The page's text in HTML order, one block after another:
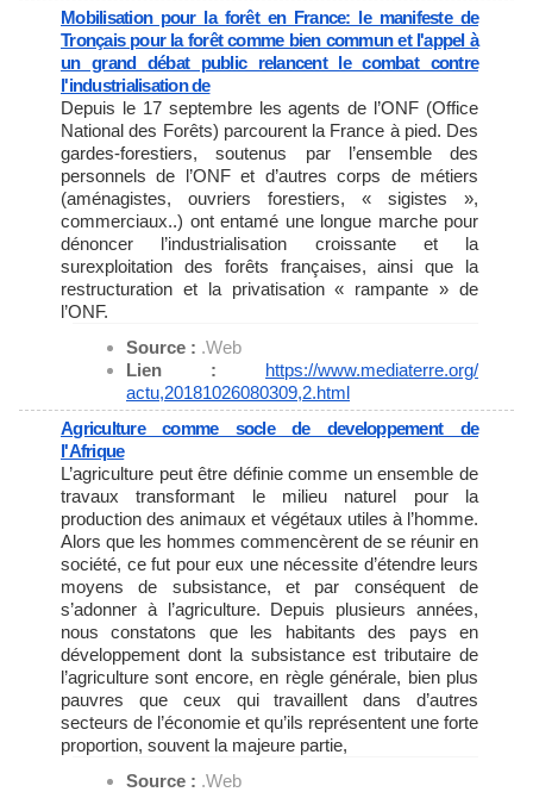
Mobilisation pour la forêt en France: le manifeste de
Tronçais pour la forêt comme bien commun et l'appel à
un grand débat public relancent le combat contre
l'industrialisation de
Depuis le 17 septembre les agents de l’ONF (Office
National des Forêts) parcourent la France à pied. Des
gardes-forestiers, soutenus par l’ensemble des
personnels de l’ONF et d’autres corps de métiers
(aménagistes, ouvriers forestiers, « sigistes »,
commerciaux..) ont entamé une longue marche pour
dénoncer l’industrialisation croissante et la
surexploitation des forêts françaises, ainsi que la
restructuration et la privatisation « rampante » de
l’ONF.
Source : .Web
Lien : https://www.mediaterre.org/
actu,20181026080309,2.html
Agriculture comme socle de developpement de
l'Afrique
L’agriculture peut être définie comme un ensemble de
travaux transformant le milieu naturel pour la
production des animaux et végétaux utiles à l’homme.
Alors que les hommes commencèrent de se réunir en
société, ce fut pour eux une nécessite d’étendre leurs
moyens de subsistance, et par conséquent de
s’adonner à l’agriculture. Depuis plusieurs années,
nous constatons que les habitants des pays en
développement dont la subsistance est tributaire de
l’agriculture sont encore, en règle générale, bien plus
pauvres que ceux qui travaillent dans d’autres
secteurs de l’économie et qu’ils représentent une forte
proportion, souvent la majeure partie,
Source : .Web